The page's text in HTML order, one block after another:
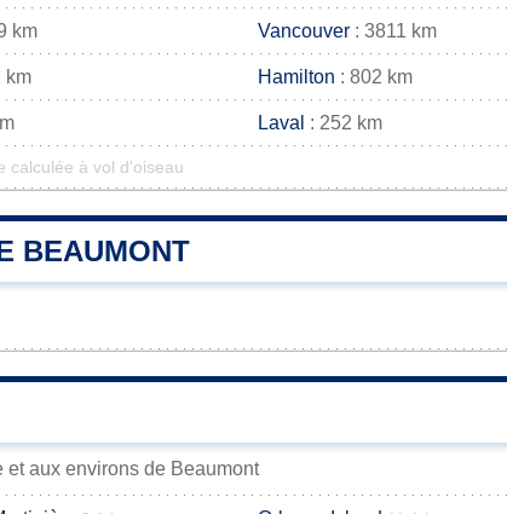
km Vancouver : 3811 km
km Hamilton : 802 km
Laval : 252 km
calculée à vol d'oiseau
BEAUMONT
et aux environs de Beaumont